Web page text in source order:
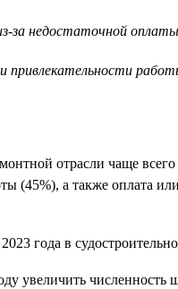
за недостаточной
привлекательности
отрасли чаще
(45%), а также оплата
увеличить